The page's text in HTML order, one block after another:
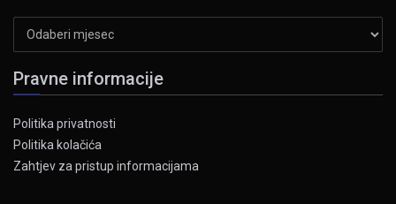
Pravne informacije
Politika privatnosti
Politika kolačića
Zahtjev za pristup informacijama